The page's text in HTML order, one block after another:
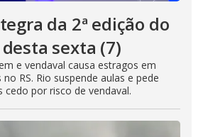
da 2ª edição do
desta sexta (7)
e vendaval causa estragos em
RS. Rio suspende aulas e pede
cedo por risco de vendaval.